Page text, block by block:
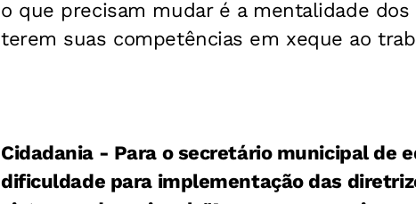
o que precisam mudar é a mentalidade
terem suas competências em xeque ao
Cidadania - Para o secretário municipal de
dificuldade para implementação das